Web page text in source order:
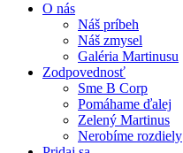
O nás
Náš príbeh
Náš zmysel
Galéria Martinusu
Zodpovednosť
Sme B Corp
Pomáhame ďalej
Zelený Martinus
Nerobíme rozdiely